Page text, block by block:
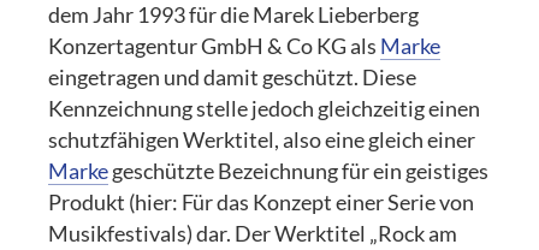
dem Jahr 1993 für die Marek Lieberberg
Konzertagentur GmbH & Co KG als Marke
eingetragen und damit geschützt. Diese
Kennzeichnung stelle jedoch gleichzeitig einen
schutzfähigen Werktitel, also eine gleich einer
Markegeschützte Bezeichnung für ein geistiges
Produkt (hier: Für das Konzept einer Serie von
Musikfestivals) dar. Der Werktitel „Rock am